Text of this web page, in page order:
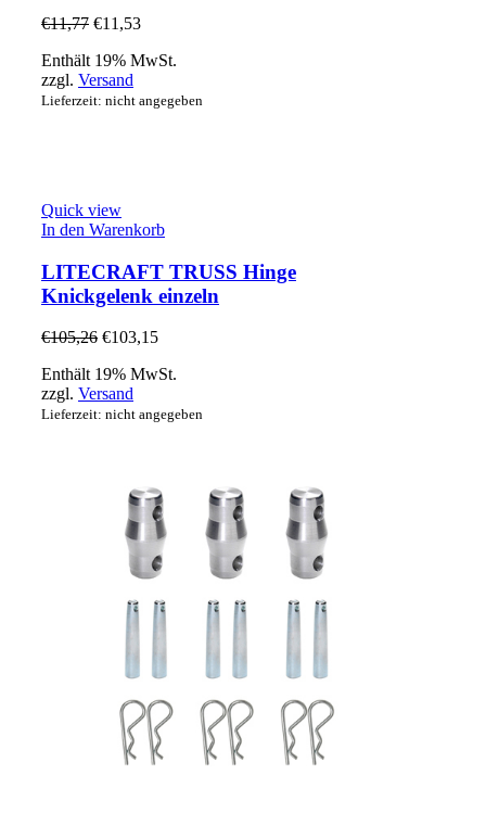
€11,77 €11,53
Enthält 19% MwSt.
zzgl. Versand
Lieferzeit: nicht angegeben
Quick view
In den Warenkorb
LITECRAFT TRUSS Hinge
Knickgelenk einzeln
€105,26 €103,15
Enthält 19% MwSt.
zzgl. Versand
Lieferzeit: nicht angegeben